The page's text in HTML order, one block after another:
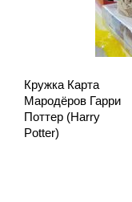
Кружка Карта
Мародёров Гарри
Поттер (Harry
Potter)